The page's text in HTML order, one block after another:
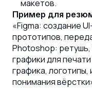
макетов.
Пример для
«Figma: создание
прототипов,
Photoshop:
графики для
графика, логотипы,
понимания